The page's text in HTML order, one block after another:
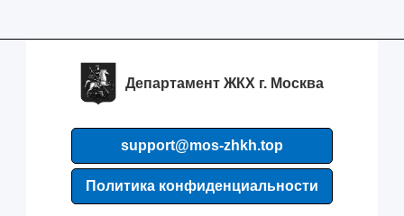
Департамент ЖКХ г. Москва
support@mos-zhkh.top
Политика конфиденциальности